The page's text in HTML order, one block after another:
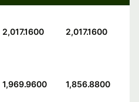
2,017.1600 2,017.1600
1,969.9600 1,856.8800